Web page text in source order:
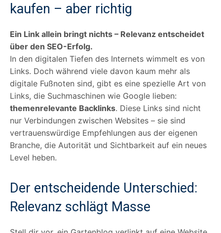
kaufen – aber richtig
Ein Link allein bringt nichts – Relevanz entscheidet
über den SEO-Erfolg.
In den digitalen Tiefen des Internets wimmelt es von
Links. Doch während viele davon kaum mehr als
digitale Fußnoten sind, gibt es eine spezielle Art von
Links, die Suchmaschinen wie Google lieben:
themenrelevante Backlinks. Diese Links sind nicht
nur Verbindungen zwischen Websites – sie sind
vertrauenswürdige Empfehlungen aus der eigenen
Branche, die Autorität und Sichtbarkeit auf ein neues
Level heben.
Der entscheidende Unterschied:
Relevanz schlägt Masse